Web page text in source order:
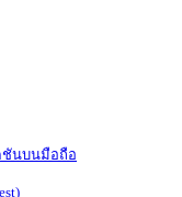
ชันบนมือถือ